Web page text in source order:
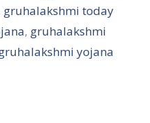
gruhalakshmi today
, gruhalakshmi
yojana